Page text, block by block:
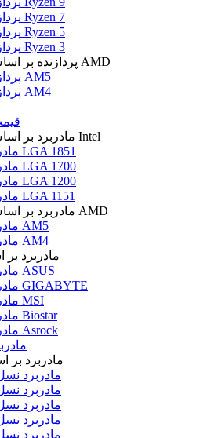
پردازنده Ryzen 7
پردازنده Ryzen 5
پردازنده Ryzen 3
پردازنده بر اساس سوکت AMD
پردازنده AM5
پردازنده AM4
مادربرد بر اساس سوکت Intel
مادربرد LGA 1851
مادربرد LGA 1700
مادربرد LGA 1200
مادربرد LGA 1151
مادربرد بر اساس سوکت AMD
مادربرد AM5
مادربرد AM4
مادربرد
مادربرد ASUS
مادربرد GIGABYTE
مادربرد MSI
مادربرد Biostar
مادربرد Asrock
مادربرد
مادربرد نسل
مادربرد نسل
مادربرد نسل
مادربرد نسل
مادربرد نسل